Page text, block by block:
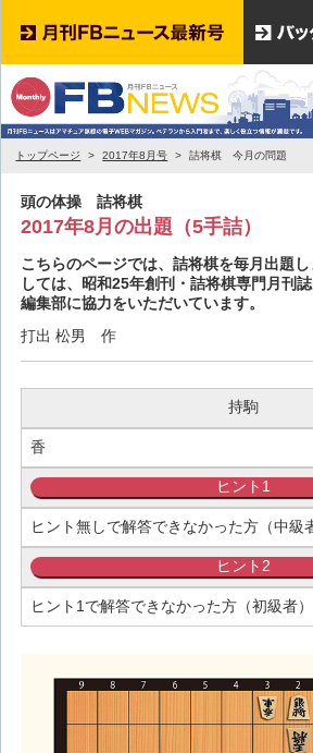
トップページ 2017年8月号 詰将棋 今月の問題
頭の体操 詰将棋
2017年8月の出題（5手詰）
こちらのページでは、詰将棋を毎月出題
しては、昭和25年創刊・詰将棋専門月刊
編集部に協力をいただいています。
打出 松男 作
持駒
香
ヒント1
ヒント無しで解答できなかった方（中級
ヒント2
ヒント1で解答できなかった方（初級者）